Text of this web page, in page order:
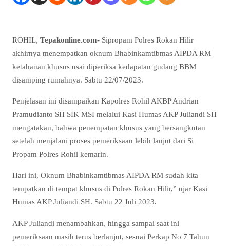
ROHIL, Tepakonline.com- Sipropam Polres Rokan Hilir
akhirnya menempatkan oknum Bhabinkamtibmas AIPDA RM
ketahanan khusus usai diperiksa kedapatan gudang BBM
disamping rumahnya. Sabtu 22/07/2023.
Penjelasan ini disampaikan Kapolres Rohil AKBP Andrian
Pramudianto SH SIK MSI melalui Kasi Humas AKP Juliandi SH
mengatakan, bahwa penempatan khusus yang bersangkutan
setelah menjalani proses pemeriksaan lebih lanjut dari Si
Propam Polres Rohil kemarin.
Hari ini, Oknum Bhabinkamtibmas AIPDA RM sudah kita
tempatkan di tempat khusus di Polres Rokan Hilir,” ujar Kasi
Humas AKP Juliandi SH. Sabtu 22 Juli 2023.
AKP Juliandi menambahkan, hingga sampai saat ini
pemeriksaan masih terus berlanjut, sesuai Perkap No 7 Tahun